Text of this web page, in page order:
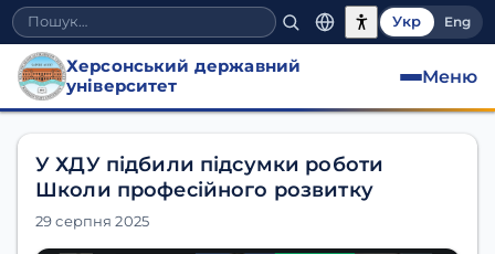
Укр Eng
Херсонський державний
університет
Меню
У ХДУ підбили підсумки роботи
Школи професійного розвитку
29 серпня 2025